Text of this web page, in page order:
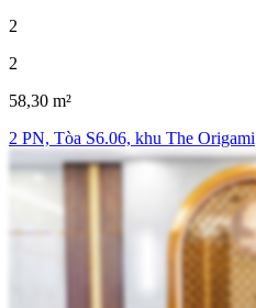
2
2
58,30 m²
2 PN, Tòa S6.06, khu The Origami